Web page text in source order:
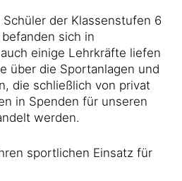
der Klassenstufen 6
sich in
einige Lehrkräfte liefen
über die Sportanlagen und
die schließlich von privat
in Spenden für unseren
werden.
sportlichen Einsatz für